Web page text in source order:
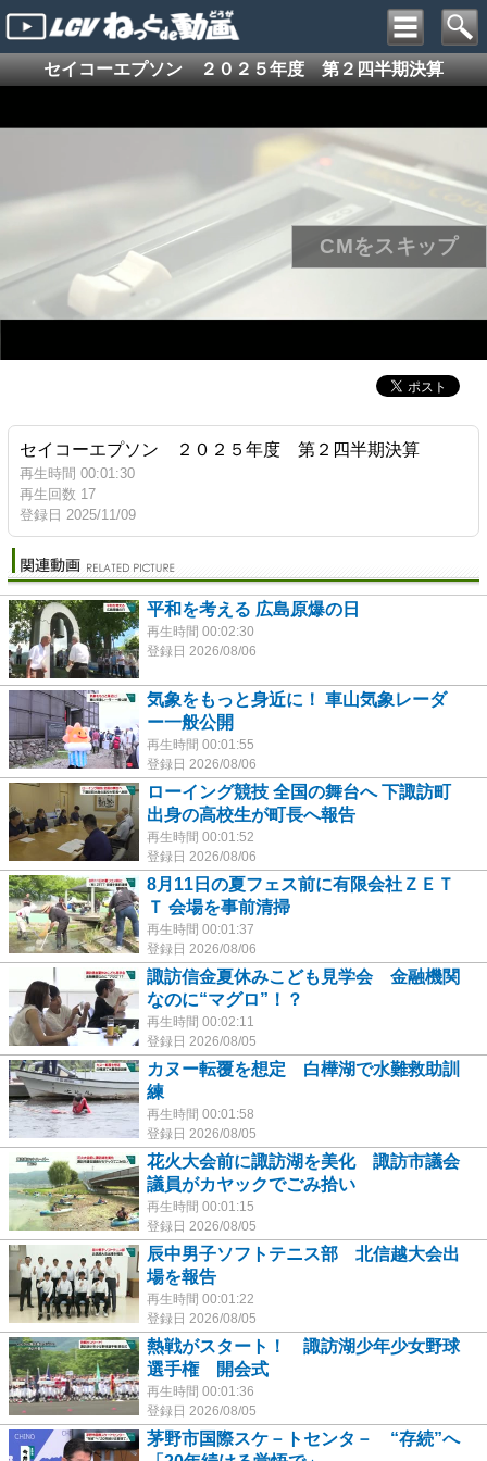
セイコーエプソン ２０２５年度 第２四半期決算
セイコーエプソン ２０２５年度 第２四半期決算
再生時間 00:01:30
再生回数 17
登録日 2025/11/09
平和を考える 広島原爆の日
再生時間 00:02:30
登録日 2026/08/06
気象をもっと身近に！ 車山気象レーダ
ー一般公開
再生時間 00:01:55
登録日 2026/08/06
ローイング競技 全国の舞台へ 下諏訪町
出身の高校生が町長へ報告
再生時間 00:01:52
登録日 2026/08/06
8月11日の夏フェス前に有限会社ＺＥＴ
Ｔ 会場を事前清掃
再生時間 00:01:37
登録日 2026/08/06
諏訪信金夏休みこども見学会 金融機関
なのに“マグロ”！？
再生時間 00:02:11
登録日 2026/08/05
カヌー転覆を想定 白樺湖で水難救助訓
練
再生時間 00:01:58
登録日 2026/08/05
花火大会前に諏訪湖を美化 諏訪市議会
議員がカヤックでごみ拾い
再生時間 00:01:15
登録日 2026/08/05
辰中男子ソフトテニス部 北信越大会出
場を報告
再生時間 00:01:22
登録日 2026/08/05
熱戦がスタート！ 諏訪湖少年少女野球
選手権 開会式
再生時間 00:01:36
登録日 2026/08/05
茅野市国際スケ－トセンタ－ “存続”へ